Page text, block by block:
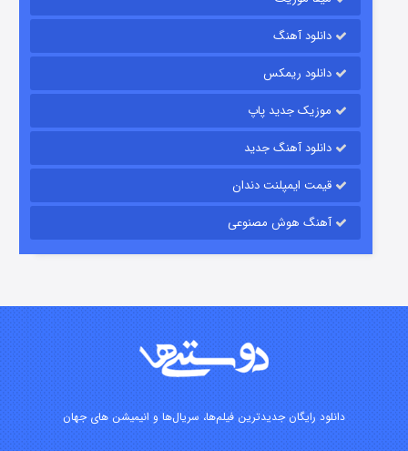
قسمت
قسمت۱۵ (دوبله) منتشر شد
دانلود آهنگ
دانلود ریمکس
موزیک جدید پاپ
دانلود آهنگ جدید
قیمت ایمپلنت دندان
آهنگ هوش مصنوعی
دانلود رایگان جدیدترین فیلم‌ها، سریال‌ها و انیمیشن های جهان